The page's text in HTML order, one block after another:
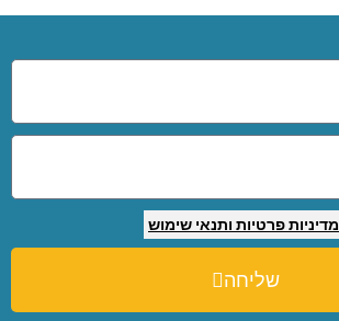
מדיניות פרטיות ותנאי שימוש
שליחה